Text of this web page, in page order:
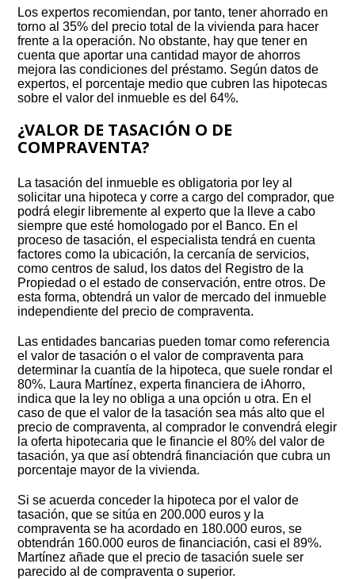
Los expertos recomiendan, por tanto, tener ahorrado en
torno al 35% del precio total de la vivienda para hacer
frente a la operación. No obstante, hay que tener en
cuenta que aportar una cantidad mayor de ahorros
mejora las condiciones del préstamo. Según datos de
expertos, el porcentaje medio que cubren las hipotecas
sobre el valor del inmueble es del 64%.
¿VALOR DE TASACIÓN O DE
COMPRAVENTA?
La tasación del inmueble es obligatoria por ley al
solicitar una hipoteca y corre a cargo del comprador, que
podrá elegir libremente al experto que la lleve a cabo
siempre que esté homologado por el Banco. En el
proceso de tasación, el especialista tendrá en cuenta
factores como la ubicación, la cercanía de servicios,
como centros de salud, los datos del Registro de la
Propiedad o el estado de conservación, entre otros. De
esta forma, obtendrá un valor de mercado del inmueble
independiente del precio de compraventa.
Las entidades bancarias pueden tomar como referencia
el valor de tasación o el valor de compraventa para
determinar la cuantía de la hipoteca, que suele rondar el
80%. Laura Martínez, experta financiera de iAhorro,
indica que la ley no obliga a una opción u otra. En el
caso de que el valor de la tasación sea más alto que el
precio de compraventa, al comprador le convendrá elegir
la oferta hipotecaria que le financie el 80% del valor de
tasación, ya que así obtendrá financiación que cubra un
porcentaje mayor de la vivienda.
Si se acuerda conceder la hipoteca por el valor de
tasación, que se sitúa en 200.000 euros y la
compraventa se ha acordado en 180.000 euros, se
obtendrán 160.000 euros de financiación, casi el 89%.
Martínez añade que el precio de tasación suele ser
parecido al de compraventa o superior.